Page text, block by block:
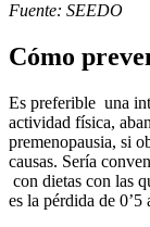
Fuente: SEEDO
Cómo
Es preferible una
actividad física,
premenopausia, si
causas. Sería
con dietas con las
es la pérdida de 0’5